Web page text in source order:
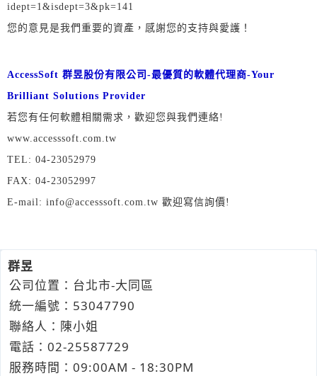
idept=1&isdept=3&pk=141
您的意見是我們重要的資產，感謝您的支持與愛護！
AccessSoft 群昱股份有限公司-最優質的軟體代理商-Your
Brilliant Solutions Provider
若您有任何軟體相關需求，歡迎您與我們連絡!
www.accesssoft.com.tw
TEL: 04-23052979
FAX: 04-23052997
E-mail: info@accesssoft.com.tw 歡迎寫信詢價!
群昱
公司位置：台北市-大同區
統一編號：53047790
聯絡人：陳小姐
電話： 02-25587729
服務時間：09:00AM - 18:30PM